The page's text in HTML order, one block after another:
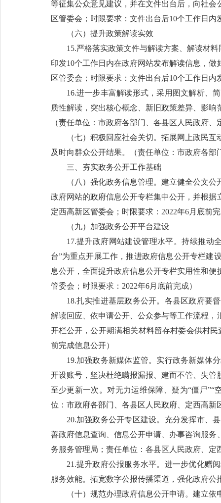
等征集公众意见建议，并在文件出台后，向社
区管委会；时限要求：文件出台后10个工作日
（六）提升政策解读实效
15.严格落实政策文件与解读方案、解读材
印发10个工作日内在政府网站发布解读信息，
区管委会；时限要求：文件出台后10个工作日
16.进一步丰富解读形式，采用图文解析、
质性解读，突出核心概念、新旧政策差异、影
（责任单位：市政府各部门、各县区人民政府
（七）积极回应社会关切。拓展网上政民
及时向群众公开结果。（责任单位：市政府各
三、夯实政务公开工作基础
（八）强化政务信息管理。建立健全公文
政府网站的政府信息公开专栏集中公开，并根
定西高新区管委会；时限要求：2022年6月底前
（九）加强政务公开平台建设
17.提升政府网站建设管理水平。持续推动
台”为重点开展工作，推进政府信息公开专栏建
息公开，全面提升政府信息公开专栏实用性和
管委会；时限要求：2022年6月底前完成）
18.扎实推进基层政务公开。各县区政府要
解读回应、依申请公开、公众参与等工作流程
开栏公开，公开期满相关材料留存村委会供村
前完成信息公开）
19.加强政务新媒体监管。实行政务新媒体
开设账号，坚决杜绝瞒报漏报、建而不管、失
至少更新一次。对无力运维保障、疑为“僵尸
位：市政府各部门、各县区人民政府、定西高新
20.加强政务公开专区建设。充分发挥市、
善政府信息查询、信息公开申请、办事咨询服
务服务管理局；责任单位：各县区人民政府、定
21.提升政府公报服务水平。进一步优化赠
服务效能。拓宽数字公报传播渠道，强化政府
（十）规范办理政府信息公开申请。建立